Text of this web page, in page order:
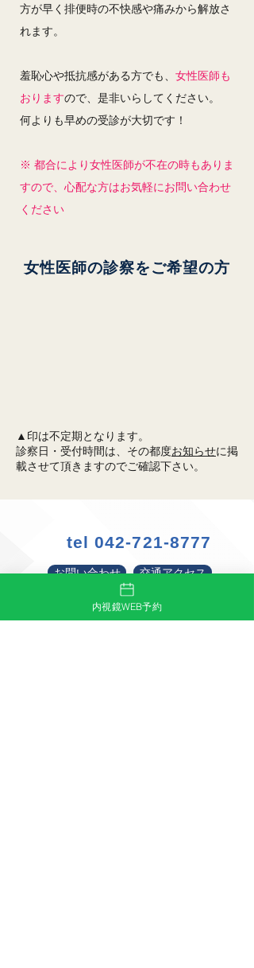
方が早く排便時の不快感や痛みから解放さ
れます。
羞恥心や抵抗感がある方でも、 女性医師も
おりますので、是非いらしてください。
何よりも早めの受診が大切です！
※ 都合により女性医師が不在の時もありま
すので、心配な方はお気軽にお問い合わせ
ください
女性医師の診察をご希望の方
▲印は不定期となります。
診察日・受付時間は、その都度お知らせに掲
載させて頂きますのでご確認下さい。
tel042-721-8777
お問い合わせ 交通アクセス
内視鏡WEB予約